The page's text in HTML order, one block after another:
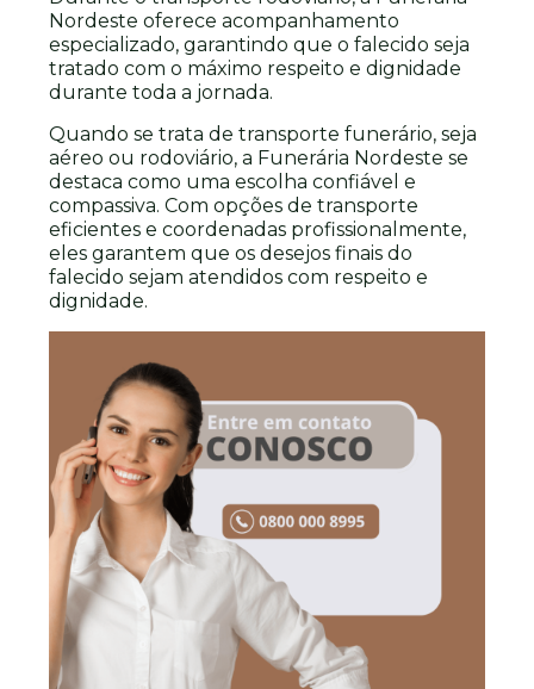
Nordeste oferece acompanhamento
especializado, garantindo que o falecido seja
tratado com o máximo respeito e dignidade
durante toda a jornada.
Quando se trata de transporte funerário, seja
aéreo ou rodoviário, a Funerária Nordeste se
destaca como uma escolha confiável e
compassiva. Com opções de transporte
eficientes e coordenadas profissionalmente,
eles garantem que os desejos finais do
falecido sejam atendidos com respeito e
dignidade.